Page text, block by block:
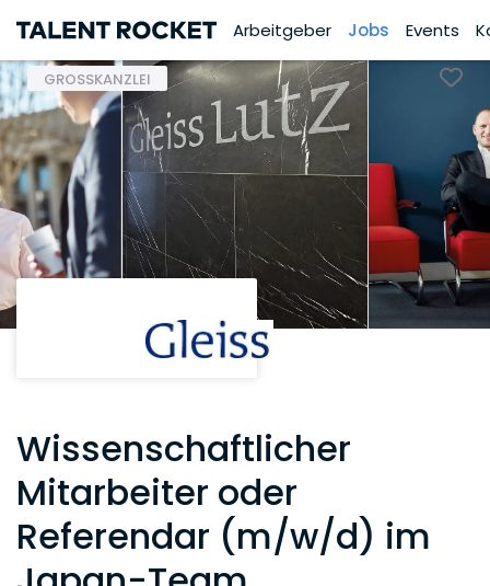
Arbeitgeber Jobs Events
GROSSKANZLEI
Wissenschaftlicher
Mitarbeiter oder
Referendar (m/w/d) im